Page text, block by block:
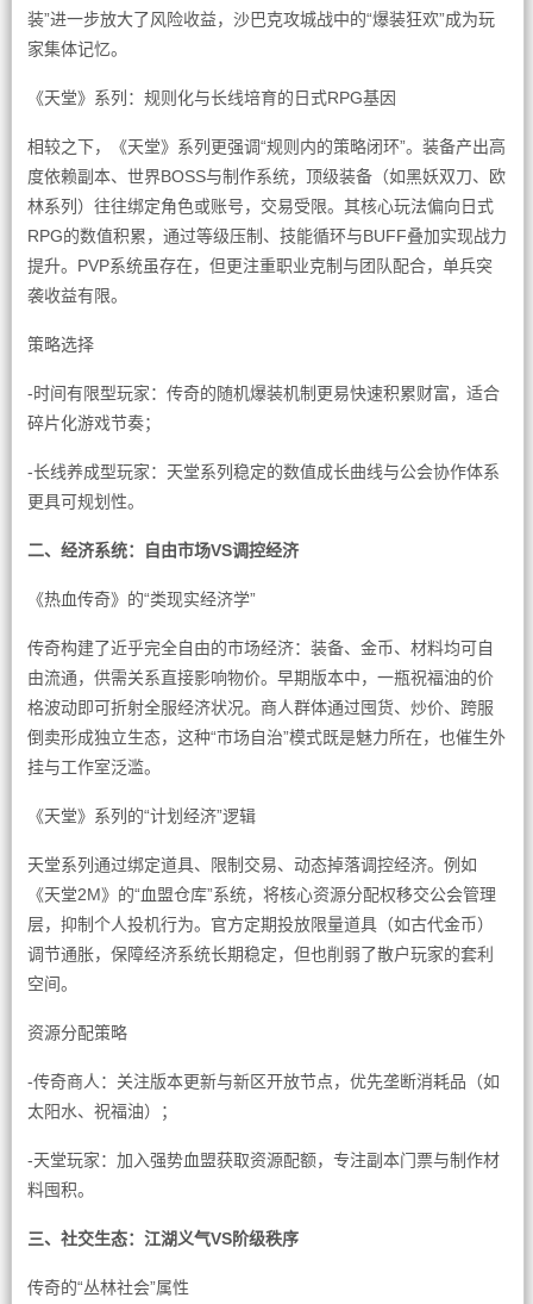
装”进一步放大了风险收益，沙巴克攻城战中的“爆装狂欢”成为玩
家集体记忆。
《天堂》系列：规则化与长线培育的日式RPG基因
相较之下，《天堂》系列更强调“规则内的策略闭环”。装备产出高
度依赖副本、世界BOSS与制作系统，顶级装备（如黑妖双刀、欧
林系列）往往绑定角色或账号，交易受限。其核心玩法偏向日式
RPG的数值积累，通过等级压制、技能循环与BUFF叠加实现战力
提升。PVP系统虽存在，但更注重职业克制与团队配合，单兵突
袭收益有限。
策略选择
-时间有限型玩家：传奇的随机爆装机制更易快速积累财富，适合
碎片化游戏节奏；
-长线养成型玩家：天堂系列稳定的数值成长曲线与公会协作体系
更具可规划性。
二、经济系统：自由市场VS调控经济
《热血传奇》的“类现实经济学”
传奇构建了近乎完全自由的市场经济：装备、金币、材料均可自
由流通，供需关系直接影响物价。早期版本中，一瓶祝福油的价
格波动即可折射全服经济状况。商人群体通过囤货、炒价、跨服
倒卖形成独立生态，这种“市场自治”模式既是魅力所在，也催生外
挂与工作室泛滥。
《天堂》系列的“计划经济”逻辑
天堂系列通过绑定道具、限制交易、动态掉落调控经济。例如
《天堂2M》的“血盟仓库”系统，将核心资源分配权移交公会管理
层，抑制个人投机行为。官方定期投放限量道具（如古代金币）
调节通胀，保障经济系统长期稳定，但也削弱了散户玩家的套利
空间。
资源分配策略
-传奇商人：关注版本更新与新区开放节点，优先垄断消耗品（如
太阳水、祝福油）；
-天堂玩家：加入强势血盟获取资源配额，专注副本门票与制作材
料囤积。
三、社交生态：江湖义气VS阶级秩序
传奇的“丛林社会”属性